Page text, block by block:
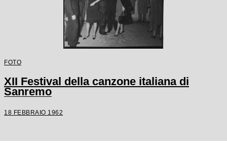
FOTO
XII Festival della canzone italiana di
Sanremo
18 FEBBRAIO 1962